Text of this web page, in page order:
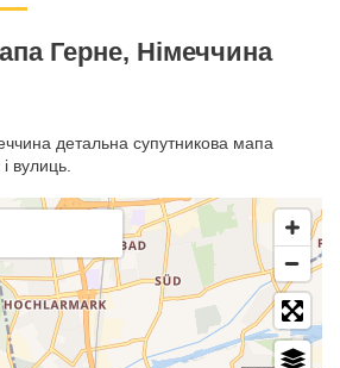
Герне, Німеччина
детальна супутникова мапа
і вулиць.